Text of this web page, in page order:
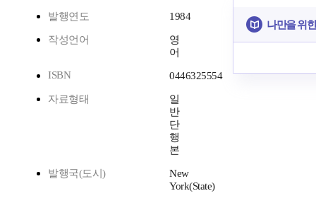
발행연도 1984
작성언어
영
어
ISBN
0446325554
자료형태
일
반
단
행
본
발행국(도시)
New
York(State)
나만을 위